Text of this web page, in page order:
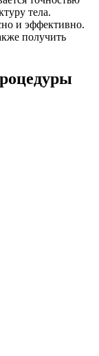
тела.
и эффективно.
получить